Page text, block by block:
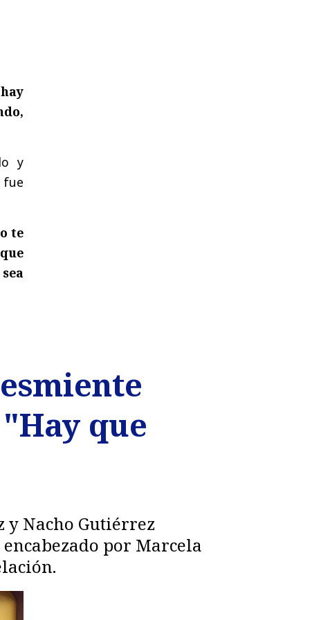
y
fue
te
que
y Nacho Gutiérrez
por Marcela